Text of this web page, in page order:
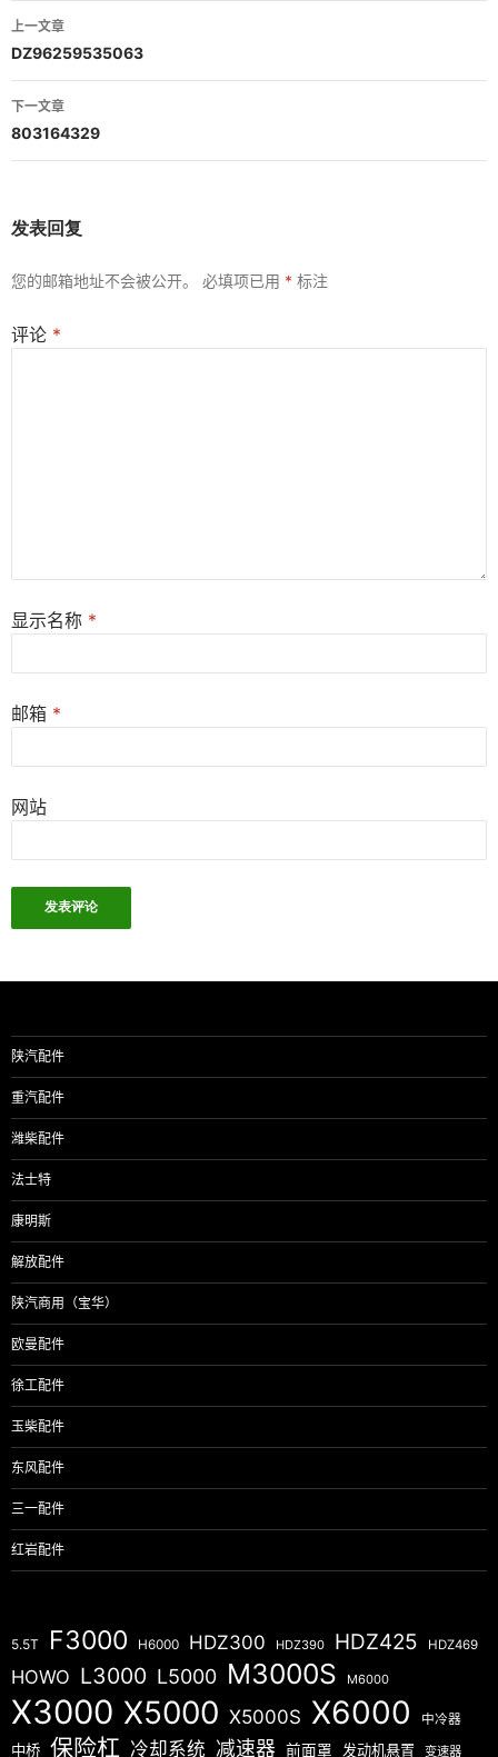
文
章
导
航
上一文章
DZ96259535063
下一文章
803164329
发表回复
您的邮箱地址不会被公开。 必填项已用 * 标注
评论 *
显示名称 *
邮箱 *
网站
陕汽配件
重汽配件
潍柴配件
法士特
康明斯
解放配件
陕汽商用（宝华）
欧曼配件
徐工配件
玉柴配件
东风配件
三一配件
红岩配件
5.5T F3000 H6000 HDZ300 HDZ390 HDZ425 HDZ469
HOWO L3000 L5000 M3000S M6000
X3000 X5000 X5000S X6000 中冷器
中桥 保险杠 冷却系统 减速器 前面罩 发动机悬置 变速器